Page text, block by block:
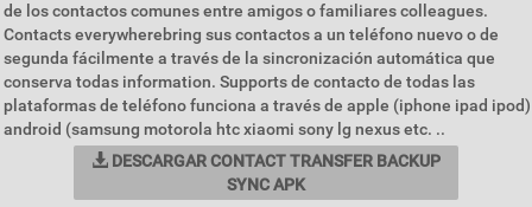
de los contactos comunes entre amigos o familiares colleagues.
Contacts everywherebring sus contactos a un teléfono nuevo o de
segunda fácilmente a través de la sincronización automática que
conserva todas information. Supports de contacto de todas las
plataformas de teléfono funciona a través de apple (iphone ipad ipod)
android (samsung motorola htc xiaomi sony lg nexus etc. ..
DESCARGAR CONTACT TRANSFER BACKUP
SYNC APK